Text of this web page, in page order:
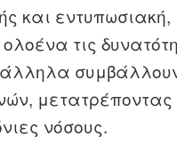
και εντυπωσιακή,
τις
μετατρέποντας
νόσους.